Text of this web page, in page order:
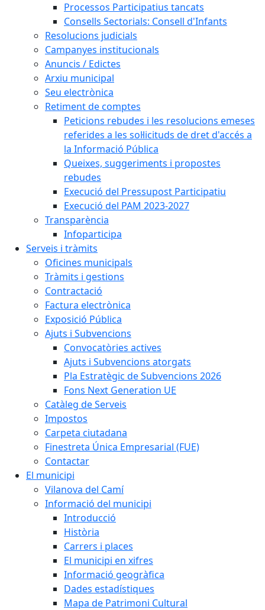
Processos Participatius tancats
Consells Sectorials: Consell d'Infants
Resolucions judicials
Campanyes institucionals
Anuncis / Edictes
Arxiu municipal
Seu electrònica
Retiment de comptes
Peticions rebudes i les resolucions emeses
referides a les sol·licituds de dret d'accés a
la Informació Pública
Queixes, suggeriments i propostes
rebudes
Execució del Pressupost Participatiu
Execució del PAM 2023-2027
Transparència
Infoparticipa
Serveis i tràmits
Oficines municipals
Tràmits i gestions
Contractació
Factura electrònica
Exposició Pública
Ajuts i Subvencions
Convocatòries actives
Ajuts i Subvencions atorgats
Pla Estratègic de Subvencions 2026
Fons Next Generation UE
Catàleg de Serveis
Impostos
Carpeta ciutadana
Finestreta Única Empresarial (FUE)
Contactar
El municipi
Vilanova del Camí
Informació del municipi
Introducció
Història
Carrers i places
El municipi en xifres
Informació geogràfica
Dades estadístiques
Mapa de Patrimoni Cultural